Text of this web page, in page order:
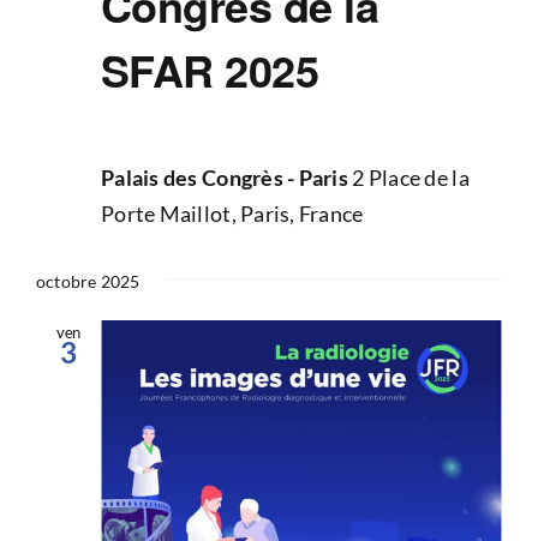
SFAR 2025
Palais des Congrès - Paris2 Place de la
Porte Maillot, Paris, France
octobre 2025
ven
3